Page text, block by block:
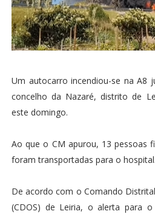
Um autocarro incendiou-se na A8
concelho da Nazaré, distrito de
este domingo.
Ao que o CM apurou, 13 pessoas
foram transportadas para o hospital.
De acordo com o Comando
(CDOS) de Leiria, o alerta para